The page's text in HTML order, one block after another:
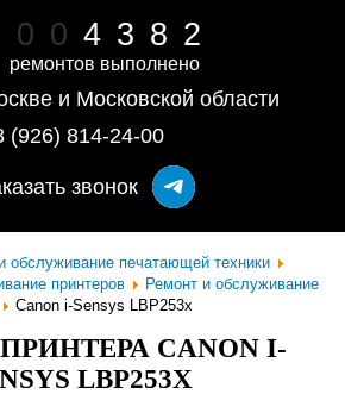
0 0 4 3 8 2
ремонтов выполнено
и Московской области
(926) 814-24-00
звонок
обслуживание печатающей техники
принтеров
Ремонт и обслуживание
Canon i-Sensys LBP253x
CANON I-
LBP253X